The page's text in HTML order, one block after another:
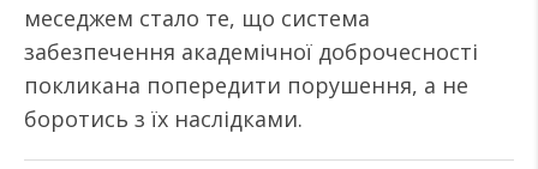
меседжем стало те, що система
забезпечення академічної доброчесності
покликана попередити порушення, а не
боротись з їх наслідками.